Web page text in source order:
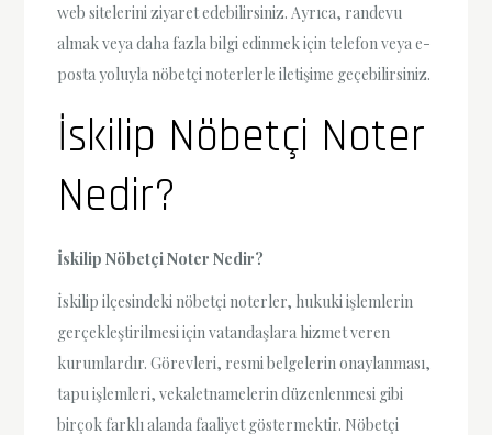
web sitelerini ziyaret edebilirsiniz. Ayrıca, randevu
almak veya daha fazla bilgi edinmek için telefon veya e-
posta yoluyla nöbetçi noterlerle iletişime geçebilirsiniz.
İskilip Nöbetçi Noter
Nedir?
İskilip Nöbetçi Noter Nedir?
İskilip ilçesindeki nöbetçi noterler, hukuki işlemlerin
gerçekleştirilmesi için vatandaşlara hizmet veren
kurumlardır. Görevleri, resmi belgelerin onaylanması,
tapu işlemleri, vekaletnamelerin düzenlenmesi gibi
birçok farklı alanda faaliyet göstermektir. Nöbetçi